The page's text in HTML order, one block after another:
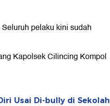
pelaku kini sudah
Kapolsek Cilincing Kompol
Usai Di-bully di Sekolah